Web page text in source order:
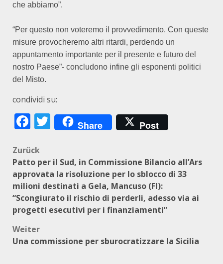
che abbiamo”.
“Per questo non voteremo il provvedimento. Con queste
misure provocheremo altri ritardi, perdendo un
appuntamento importante per il presente e futuro del
nostro Paese”- concludono infine gli esponenti politici
del Misto.
condividi su:
Facebook
Twitter
Share Post
Beitragsnavigation
Zurück
Patto per il Sud, in Commissione Bilancio all’Ars
approvata la risoluzione per lo sblocco di 33
milioni destinati a Gela, Mancuso (FI):
“Scongiurato il rischio di perderli, adesso via ai
progetti esecutivi per i finanziamenti”
Weiter
Una commissione per sburocratizzare la Sicilia